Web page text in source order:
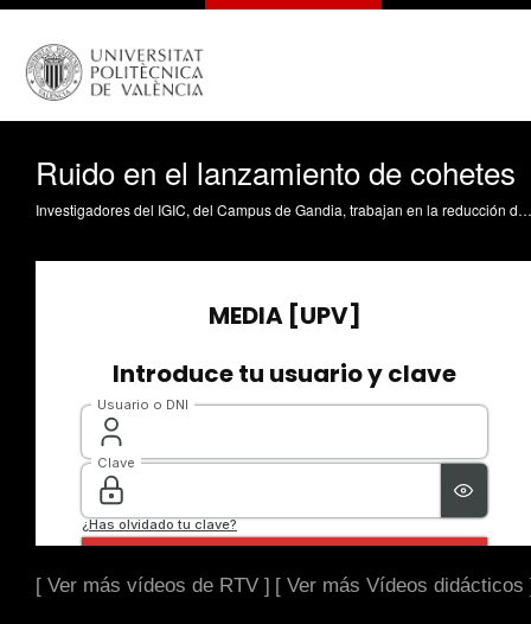
Ruido en el lanzamiento de cohetes
Investigadores del IGIC, del Campus de Gandia, trabajan en la reducción del ruido producido por los cohetes en el momento del lanzamiento, cuyas vibraciones provocan daños en sus equipos electrónicos.
[ Ver más vídeos de RTV ] [ Ver más Vídeos didácticos